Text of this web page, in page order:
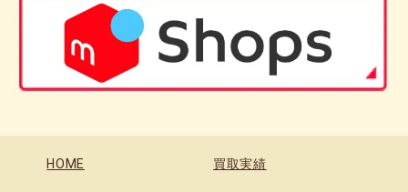
HOME 買取実績